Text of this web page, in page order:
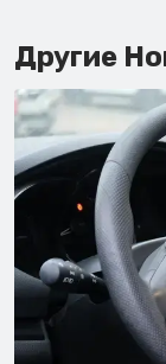
Другие